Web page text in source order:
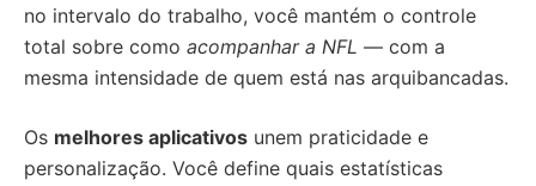
no intervalo do trabalho, você mantém o controle
total sobre como acompanhar a NFL — com a
mesma intensidade de quem está nas arquibancadas.
Os melhores aplicativos unem praticidade e
personalização. Você define quais estatísticas